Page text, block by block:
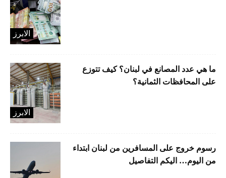
الابرز
الابرز
ما هي عدد المصانع في لبنان؟ كيف تتوزع
على المحافظات الثمانية؟
رسوم خروج على المسافرين من لبنان ابتداء
من اليوم… اليكم التفاصيل